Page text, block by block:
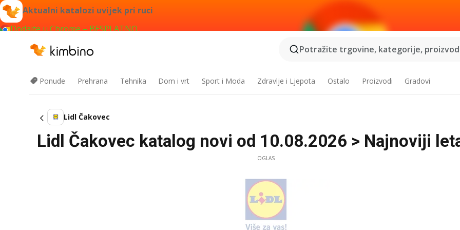
Aktualni katalozi uvijek pri ruci
Dodajte u Chrome – BESPLATNO
Potražite trgovine, kategorije,
Ponude Prehrana Tehnika Dom i vrt Sport i Moda Zdravlje i Ljepota Ostalo Proizvodi Gradovi
Lidl Čakovec
Lidl Čakovec katalog novi od 10.08.2026 > Najnoviji
OGLAS